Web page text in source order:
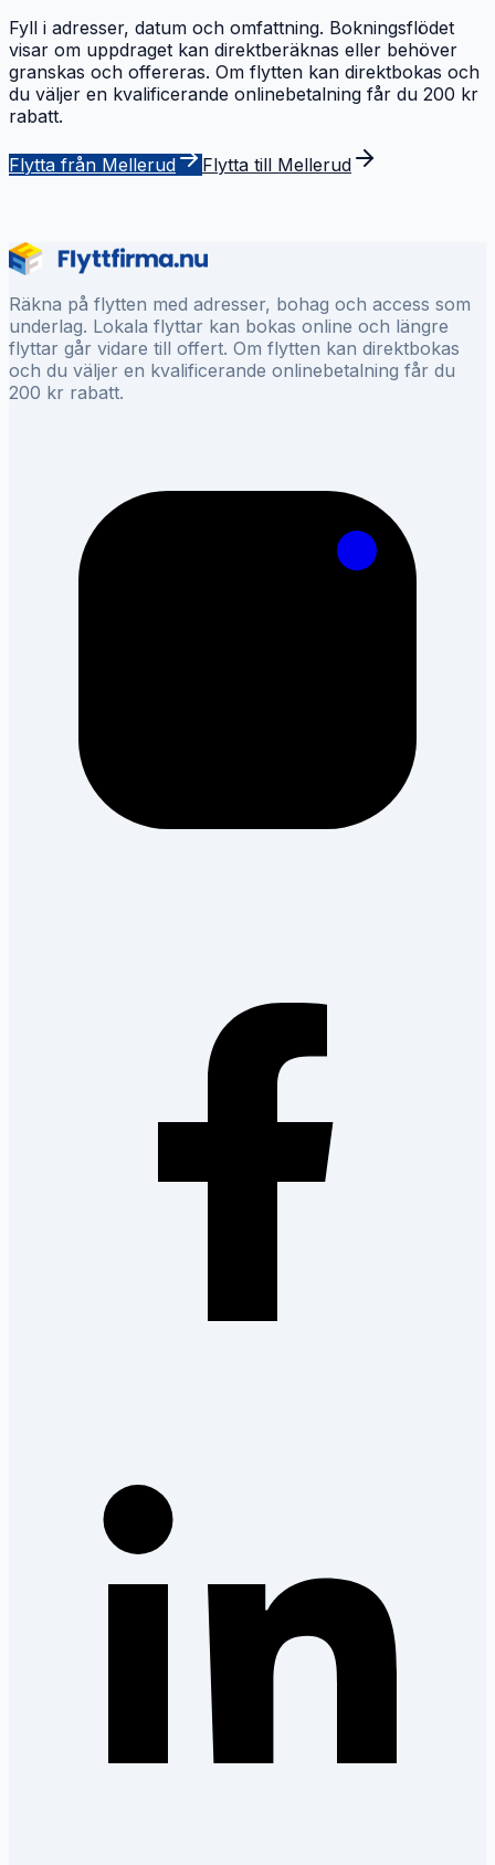
Fyll i adresser, datum och omfattning. Bokningsflödet
visar om uppdraget kan direktberäknas eller behöver
granskas och offereras. Om flytten kan direktbokas och
du väljer en kvalificerande onlinebetalning får du 200 kr
rabatt.
Flytta från Mellerud Flytta till Mellerud
Räkna på flytten med adresser, bohag och access som
underlag. Lokala flyttar kan bokas online och längre
flyttar går vidare till offert. Om flytten kan direktbokas
och du väljer en kvalificerande onlinebetalning får du
200 kr rabatt.